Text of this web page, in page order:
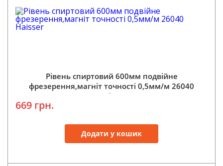
Рівень спиртовий 600мм подвійне
фрезерення,магніт точності 0,5мм/м 26040
Haisser
669 грн.
Додати у кошик